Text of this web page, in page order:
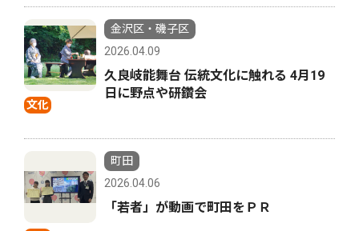
文化
金沢区・磯子区
2026.04.09
久良岐能舞台 伝統文化に触れる 4月19
日に野点や研鑽会
町田
2026.04.06
「若者」が動画で町田をＰＲ